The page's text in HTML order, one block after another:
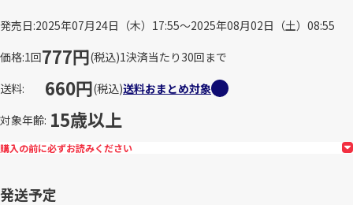
発売日 2025年07月24日（木）17:55～2025年08月02日（土）08:55
価格 1回777円(税込)1決済当たり30回まで
送料
660円(税込)送料おまとめ対象
対象年齢 15歳以上
購入の前に必ずお読みください
発送予定